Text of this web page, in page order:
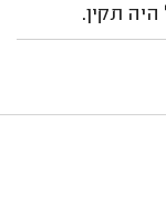
תקין.